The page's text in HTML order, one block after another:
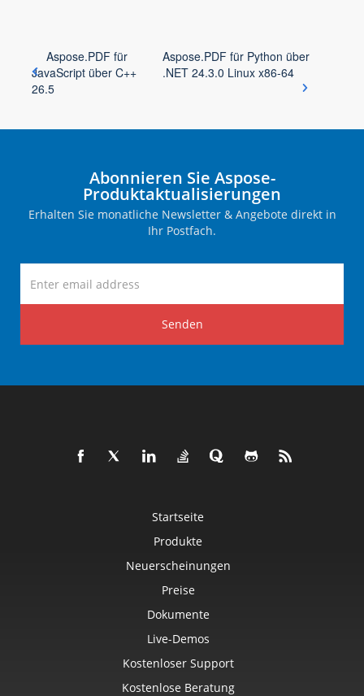
Aspose.PDF für
JavaScript über C++
26.5
Aspose.PDF für Python über
.NET 24.3.0 Linux x86-64
Abonnieren Sie Aspose-
Produktaktualisierungen
Erhalten Sie monatliche Newsletter & Angebote direkt in
Ihr Postfach.
Senden
Startseite
Produkte
Neuerscheinungen
Preise
Dokumente
Live-Demos
Kostenloser Support
Kostenlose Beratung